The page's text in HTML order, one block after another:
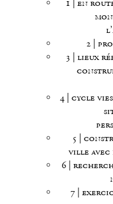
1 | en
2 |
3 | lieux
4 | cycle
5 |
ville avec
6 |
7 |